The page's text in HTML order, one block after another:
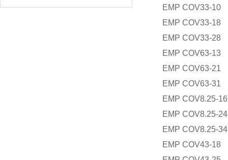
EMP COV33-10
EMP COV33-18
EMP COV33-28
EMP COV63-13
EMP COV63-21
EMP COV63-31
EMP COV8.25-16
EMP COV8.25-24
EMP COV8.25-34
EMP COV43-18